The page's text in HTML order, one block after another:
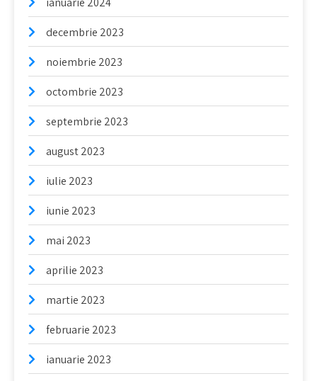
decembrie 2023
noiembrie 2023
octombrie 2023
septembrie 2023
august 2023
iulie 2023
iunie 2023
mai 2023
aprilie 2023
martie 2023
februarie 2023
ianuarie 2023